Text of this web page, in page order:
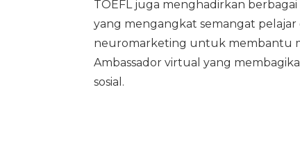
TOEFL juga menghadirkan
yang mengangkat semangat pelajar
neuromarketing untuk membantu
Ambassador virtual yang
sosial.